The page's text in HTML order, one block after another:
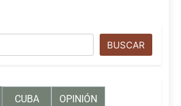
BUSCAR
CUBA OPINIÓN